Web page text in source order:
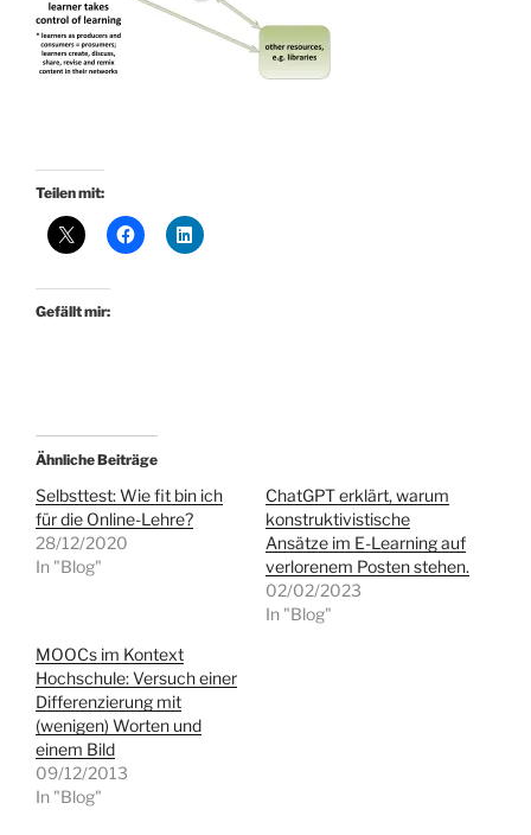
Teilen mit:
Gefällt mir:
Ähnliche Beiträge
Selbsttest: Wie fit bin ich
für die Online-Lehre?
28/12/2020
In "Blog"
ChatGPT erklärt, warum
konstruktivistische
Ansätze im E-Learning auf
verlorenem Posten stehen.
02/02/2023
In "Blog"
MOOCs im Kontext
Hochschule: Versuch einer
Differenzierung mit
(wenigen) Worten und
einem Bild
09/12/2013
In "Blog"